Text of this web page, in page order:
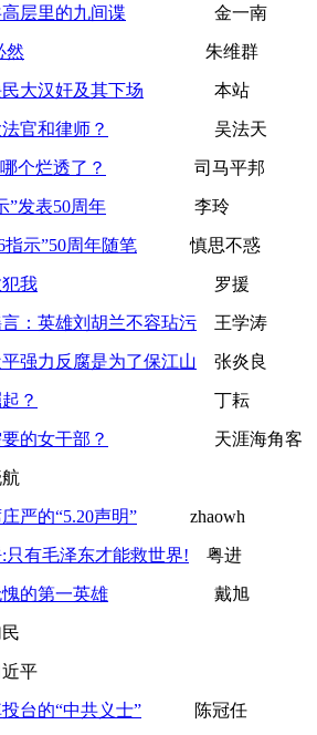
层里的九间谍 金一南
然 朱维群
大汉奸及其下场 本站
官和律师？ 吴法天
个烂透了？ 司马平邦
”发表50周年 李玲
指示”50周年随笔 慎思不惑
我 罗援
：英雄刘胡兰不容玷污 王学涛
强力反腐是为了保江山 张炎良
？ 丁耘
的女干部？ 天涯海角客
严的“5.20声明” zhaowh
只有毛泽东才能救世界! 粤进
的第一英雄 戴旭
台的“中共义士” 陈冠任